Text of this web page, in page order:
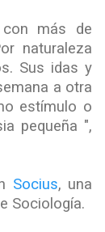
más de
naturaleza
Sus idas y
a otra
estímulo o
pequeña ",
Socius, una
Sociología.